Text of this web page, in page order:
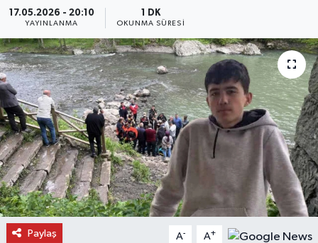
17.05.2026 - 20:10
YAYINLANMA
1 DK
OKUNMA SÜRESI
Paylaş A- A+
Cide Haberleri
Daday Haberleri
Devrekani Haberleri
Doğanyurt Haberleri
Hanönü Haberleri
İhsangazi Haberleri